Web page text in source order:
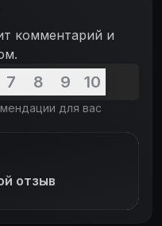
комментарий и
7 8 9 10
для вас
отзыв